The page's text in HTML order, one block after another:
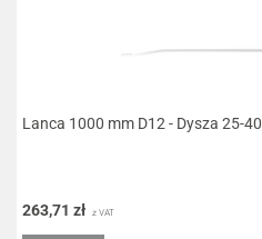
Lanca 1000 mm D12 - Dysza 25-40
263,71 zł z VAT